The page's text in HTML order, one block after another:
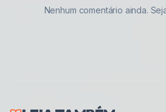
Nenhum comentário ainda.